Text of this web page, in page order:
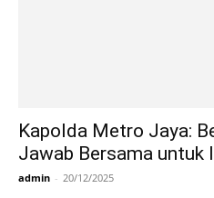
Kapolda Metro Jaya:
Jawab Bersama untuk
admin - 20/12/2025